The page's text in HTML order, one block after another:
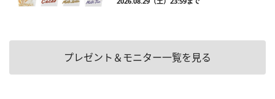
プレゼント＆モニター一覧を見る